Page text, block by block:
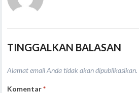
TINGGALKAN BALASAN
Alamat email Anda tidak akan dipublikasikan.
Komentar*